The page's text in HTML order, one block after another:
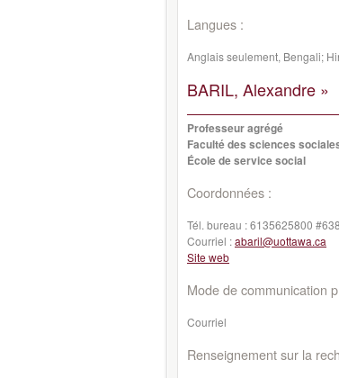
Langues :
Anglais seulement, Bengali;
BARIL, Alexandre »
Professeur agrégé
Faculté des sciences
École de service social
Coordonnées :
Tél. bureau :6135625800
Courriel :abaril@uottawa.ca
Site web
Mode de communication
Courriel
Renseignement sur la